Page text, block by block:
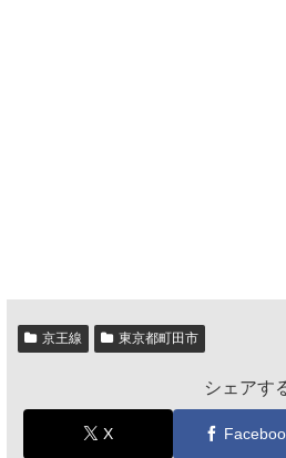
京王線 東京都町田市
シェアす
X